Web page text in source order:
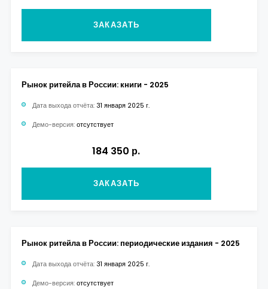
ЗАКАЗАТЬ
Рынок ритейла в России: книги - 2025
Дата выхода отчёта: 31 января 2025 г.
Демо-версия: отсутствует
184 350 р.
ЗАКАЗАТЬ
Рынок ритейла в России: периодические издания - 2025
Дата выхода отчёта: 31 января 2025 г.
Демо-версия: отсутствует